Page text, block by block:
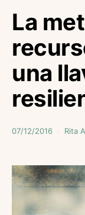
La
una
07/12/2016 Rita